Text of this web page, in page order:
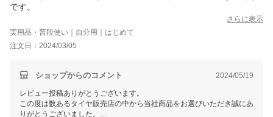
です。
さらに表示
実用品・普段使い｜自分用｜はじめて
注文日：2024/03/05
ショップからのコメント 2024/05/19
レビュー投稿ありがとうございます。
この度は数あるタイヤ販売店の中から当社商品をお選びいただき誠にあ
りがとうございました。